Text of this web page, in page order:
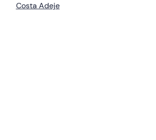
Costa Adeje